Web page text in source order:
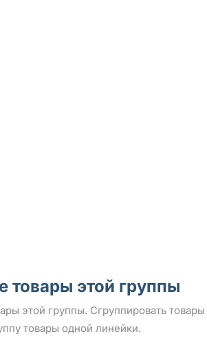
товары этой группы
этой группы. Сгруппировать
товары одной линейки.